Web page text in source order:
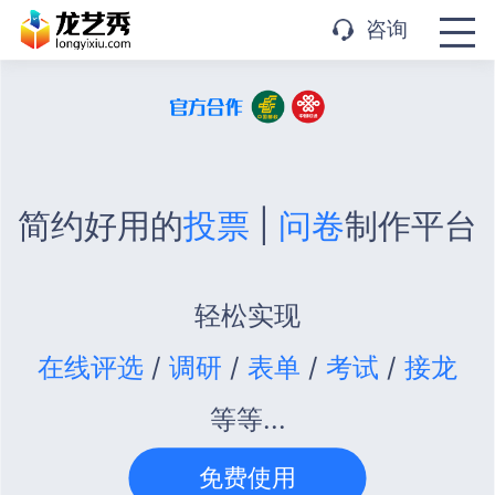
咨询
APP下载
简约好用的投票 问卷制作平台
轻松实现
在线评选 / 调研 / 表单 / 考试 / 接龙
等等...
免费使用